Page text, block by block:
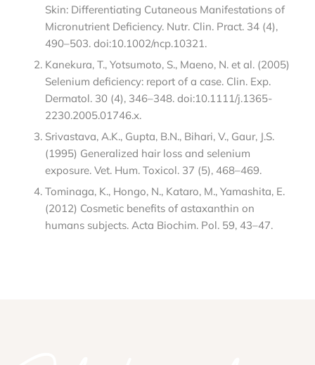
Skin: Differentiating Cutaneous Manifestations of
Micronutrient Deficiency. Nutr. Clin. Pract. 34 (4),
490–503. doi:10.1002/ncp.10321.
Kanekura, T., Yotsumoto, S., Maeno, N. et al. (2005)
Selenium deficiency: report of a case. Clin. Exp.
Dermatol. 30 (4), 346–348. doi:10.1111/j.1365-
2230.2005.01746.x.
Srivastava, A.K., Gupta, B.N., Bihari, V., Gaur, J.S.
(1995) Generalized hair loss and selenium
exposure. Vet. Hum. Toxicol. 37 (5), 468–469.
Tominaga, K., Hongo, N., Kataro, M., Yamashita, E.
(2012) Cosmetic benefits of astaxanthin on
humans subjects. Acta Biochim. Pol. 59, 43–47.